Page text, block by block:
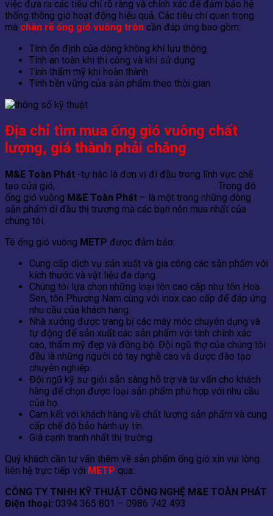
việc đưa ra các tiêu chí rõ ràng và chính xác để đảm bảo hệ
thống thông gió hoạt động hiệu quả. Các tiêu chí quan trọng
mà chân rẽ ống gió vuông tròn cần đáp ứng bao gồm:
Tính ổn định của dòng không khí lưu thông
Tính an toàn khi thi công và khi sử dụng
Tính thẩm mỹ khi hoàn thành
Tính bền vững của sản phẩm theo thời gian
Địa chỉ tìm mua ống gió vuông chất
lượng, giá thành phải chăng
M&E Toàn Phát -tự hào là đơn vị đi đầu trong lĩnh vực chế
tạo cửa gió,
. Trong đó
ống gió vuông M&E Toàn Phát – là một trong những dòng
sản phẩm di đầu thị trương mà các bạn nên mua nhất của
chúng tôi.
Tê ống gió vuông METP được đảm bảo:
Cung cấp dịch vụ sản xuất và gia công các sản phẩm với
kích thước và vật liệu đa dạng.
Chúng tôi lựa chọn những loại tôn cao cấp như tôn Hoa
Sen, tôn Phương Nam cùng với inox cao cấp để đáp ứng
nhu cầu của khách hàng.
Nhà xưởng được trang bị các máy móc chuyên dụng và
tự động để sản xuất các sản phẩm với tính chính xác
cao, thẩm mỹ đẹp và đồng bộ. Đội ngũ thợ của chúng tôi
đều là những người có tay nghề cao và được đào tạo
chuyên nghiệp.
Đội ngũ kỹ sư giỏi sẵn sàng hỗ trợ và tư vấn cho khách
hàng để chọn được loại sản phẩm phù hợp với nhu cầu
của họ.
Cam kết với khách hàng về chất lượng sản phẩm và cung
cấp chế độ bảo hành uy tín.
Giá cạnh tranh nhất thị trường.
Quý khách cần tư vấn thêm về sản phẩm ống gió xin vui lòng
liên hệ trực tiếp với METP qua:
CÔNG TY TNHH KỸ THUẬT CÔNG NGHỆ M&E TOÀN PHÁT
Điện thoại: 0394 365 801 – 0986 742 493